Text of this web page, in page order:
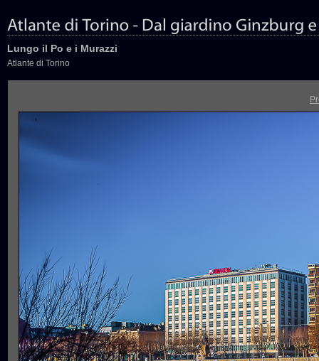
Lungo il Po e i Murazzi
Atlante di Torino